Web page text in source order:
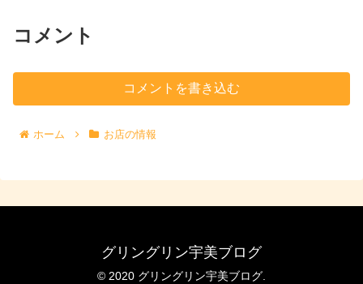
コメント
コメントを書き込む
ホーム お店の情報
グリングリン宇美ブログ
© 2020 グリングリン宇美ブログ.